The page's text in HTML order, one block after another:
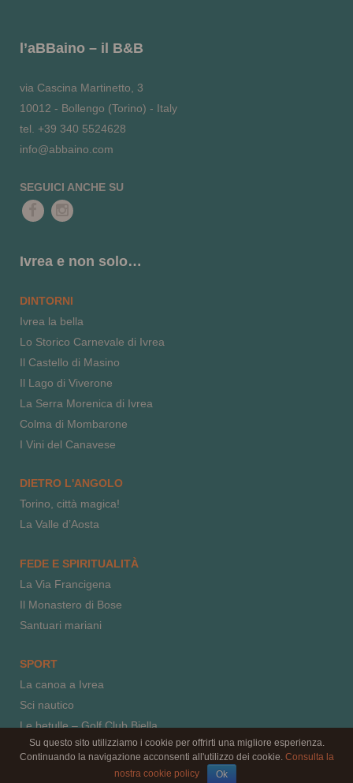
l’aBBaino – il B&B
via Cascina Martinetto, 3
10012 - Bollengo (Torino) - Italy
tel. +39 340 5524628
info@abbaino.com
SEGUICI ANCHE SU
Ivrea e non solo…
DINTORNI
Ivrea la bella
Lo Storico Carnevale di Ivrea
Il Castello di Masino
Il Lago di Viverone
La Serra Morenica di Ivrea
Colma di Mombarone
I Vini del Canavese
DIETRO L'ANGOLO
Torino, città magica!
La Valle d’Aosta
FEDE E SPIRITUALITÀ
La Via Francigena
Il Monastero di Bose
Santuari mariani
SPORT
La canoa a Ivrea
Sci nautico
Le betulle – Golf Club Biella
Equitazione
Su questo sito utilizziamo i cookie per offrirti una migliore esperienza.
Continuando la navigazione acconsenti all'utilizzo dei cookie. Consulta la
nostra cookie policy
Ok